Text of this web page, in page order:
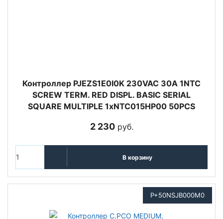
Контроллер PJEZS1E0I0K 230VAC 30A 1NTC
SCREW TERM. RED DISPL. BASIC SERIAL
SQUARE MULTIPLE 1xNTC015HP00 50PCS
2 230руб.
В корзину
P+50NSJB000M0